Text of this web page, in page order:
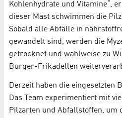
Kohlenhydrate und Vitamine“,
dieser Mast schwimmen die
Sobald alle Abfälle in
gewandelt sind, werden die
getrocknet und wahlweise zu
Burger-Frikadellen
Derzeit haben die eingesetzten
Das Team experimentiert mit
Pilzarten und Abfallstoffen, um